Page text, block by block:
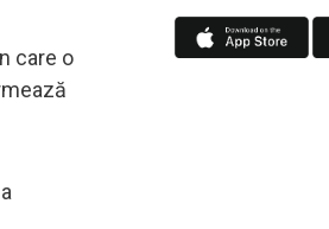
care o